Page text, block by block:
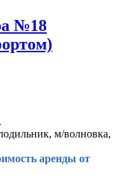
№18
м/волновка,
аренды от